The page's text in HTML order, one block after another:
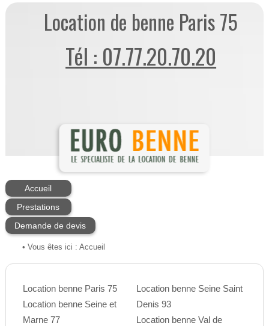
Location de benne Paris 75
Tél : 07.77.20.70.20
Accueil
Prestations
Demande de devis
• Vous êtes ici : Accueil
Location benne Paris 75
Location benne Seine et
Marne 77
Location benne Seine Saint
Denis 93
Location benne Val de